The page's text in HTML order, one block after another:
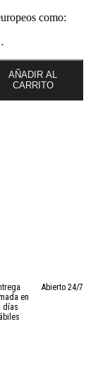
como:
AÑADIR AL
CARRITO
en
días
Abierto 24/7